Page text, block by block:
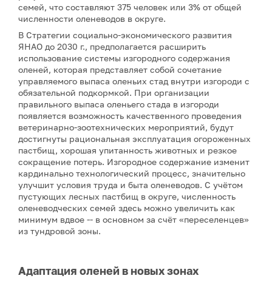
семей, что составляют 375 человек или 3% от общей
численности оленеводов в округе.
В Стратегии социально-экономического развития
ЯНАО до 2030 г., предполагается расширить
использование системы изгородного содержания
оленей, которая представляет собой сочетание
управляемого выпаса оленьих стад внутри изгороди с
обязательной подкормкой. При организации
правильного выпаса оленьего стада в изгороди
появляется возможность качественного проведения
ветеринарно-зоотехнических мероприятий, будут
достигнуты рациональная эксплуатация огороженных
пастбищ, хорошая упитанность животных и резкое
сокращение потерь. Изгородное содержание изменит
кардинально технологический процесс, значительно
улучшит условия труда и быта оленеводов. С учётом
пустующих лесных пастбищ в округе, численность
оленеводческих семей здесь можно увеличить как
минимум вдвое -- в основном за счёт «переселенцев»
из тундровой зоны.
Адаптация оленей в новых зонах